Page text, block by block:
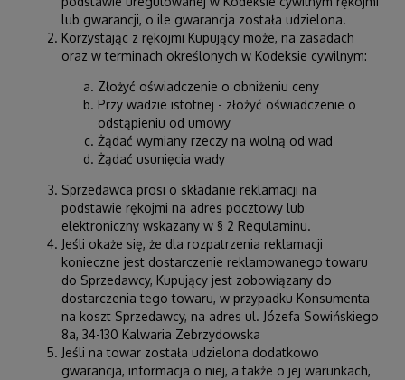
lub gwarancji, o ile gwarancja została udzielona.
Korzystając z rękojmi Kupujący może, na zasadach
oraz w terminach określonych w Kodeksie cywilnym:
Złożyć oświadczenie o obniżeniu ceny
Przy wadzie istotnej - złożyć oświadczenie o
odstąpieniu od umowy
Żądać wymiany rzeczy na wolną od wad
Żądać usunięcia wady
Sprzedawca prosi o składanie reklamacji na
podstawie rękojmi na adres pocztowy lub
elektroniczny wskazany w § 2 Regulaminu.
Jeśli okaże się, że dla rozpatrzenia reklamacji
konieczne jest dostarczenie reklamowanego towaru
do Sprzedawcy, Kupujący jest zobowiązany do
dostarczenia tego towaru, w przypadku Konsumenta
na koszt Sprzedawcy, na adres ul. Józefa Sowińskiego
8a, 34-130 Kalwaria Zebrzydowska
Jeśli na towar została udzielona dodatkowo
gwarancja, informacja o niej, a także o jej warunkach,